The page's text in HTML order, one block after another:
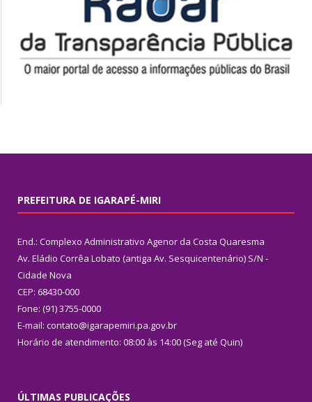
PREFEITURA DE IGARAPÉ-MIRI
End.: Complexo Administrativo Agenor da Costa Quaresma
Av. Eládio Corrêa Lobato (antiga Av. Sesquicentenário) S/N -
Cidade Nova
CEP: 68430-000
Fone: (91) 3755-0000
E-mail: contato@igarapemiri.pa.gov.br
Horário de atendimento: 08:00 às 14:00 (Seg até Quin)
ÚLTIMAS PUBLICAÇÕES